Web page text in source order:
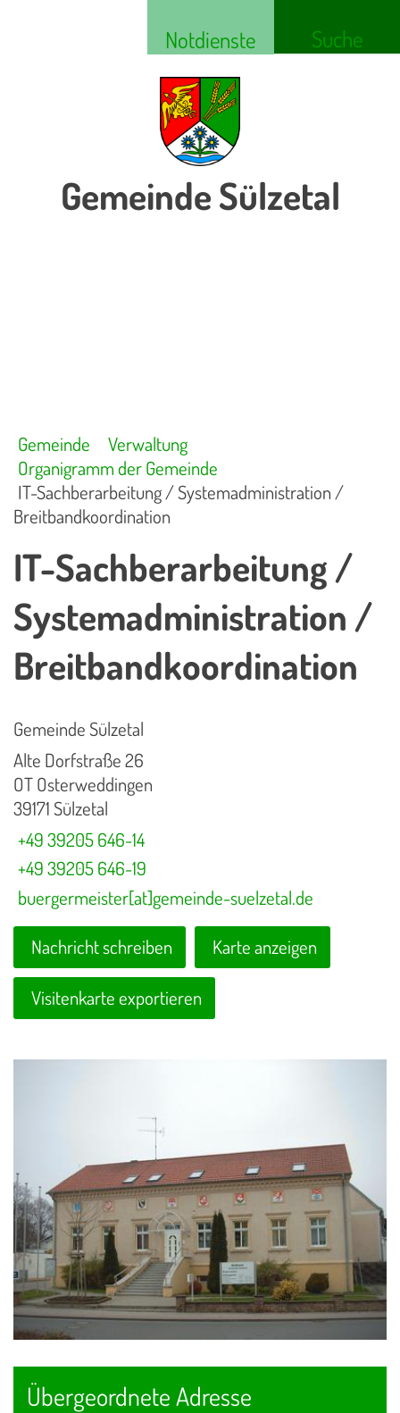
Notdienste Suche
Gemeinde Sülzetal
Gemeinde
Verwaltung
Organigramm der Gemeinde
IT-Sachberarbeitung / Systemadministration /
Breitbandkoordination
IT-Sachberarbeitung /
Systemadministration /
Breitbandkoordination
Gemeinde Sülzetal
Alte Dorfstraße 26
OT Osterweddingen
39171 Sülzetal
+49 39205 646-14
+49 39205 646-19
buergermeister[at]gemeinde-suelzetal.de
Nachricht schreiben Karte anzeigen
Visitenkarte exportieren
Übergeordnete Adresse